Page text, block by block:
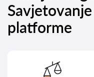
platforme